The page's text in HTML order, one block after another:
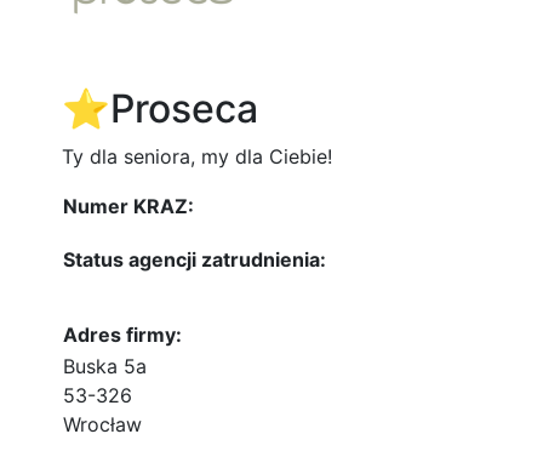
⭐️Proseca
Ty dla seniora, my dla Ciebie!
Numer KRAZ:
Status agencji zatrudnienia:
Adres firmy:
Buska 5a
53-326
Wrocław